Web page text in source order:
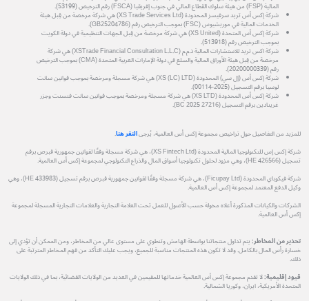
المالية (FSP) من هيئة سلوك القطاع المالي في جنوب إفريقيا (FSCA) رقم الترخيص (53199).
شركة إكس أس تريد سرفيسز المحدودة (XS Trade Services Ltd) هي شركة مرخصة من قِبل هيئة
الخدمات المالية في موريشيوس (FSC) بموجب الترخيص رقم (GB25204786).
شركة إكس أس المتحدة (XS United) هي شركة مرخصة من قِبل الجهات التنظيمية في دولة الكويت
بموجب الترخيص رقم (513918).
شركة اكس تريد للاستشارات المالية ذ.م.م (XSTrade Financial Consultation L.L.C) هي شركة
مرخصة من قِبل هيئة الأوراق المالية والسلع في دولة الإمارات العربية المتحدة (CMA) بموجب الترخيص
رقم (20200000339).
شركة إكس أس (إل سي) المحدودة (XS (LC) LTD) هي شركة مسجلة ومرخصة بموجب قوانين سانت
لوسيا برقم التسجيل (2025-00114).
شركة إكس أس المحدودة (XS LTD) هي شركة مسجلة ومرخصة بموجب قوانين سانت فنسنت وجزر
غرينادين برقم التسجيل (27216 BC 2025).
للمزيد من التفاصيل حول تراخيص مجموعة إكس أس العالمية، يُرجىالنقر هنا.
شركة إكس إس للتكنولوجيا المالية المحدودة (XS Fintech Ltd)، هي شركة مسجلة وفقًا لقوانين جمهورية قبرص برقم
تسجيل (HE 426566)، وهي مزود لحلول تكنولوجيا أسواق المال والذراع التكنولوجي لمجموعة إكس أس العالمية.
شركة فيكوباي المحدودة (Ficupay Ltd)، هي شركة مسجلة وفقًا لقوانين جمهورية قبرص برقم تسجيل (HE 433983)، وهي
وكيل الدفع المعتمد لمجموعة إكس أس العالمية.
الشركات والكيانات المذكورة أعلاه مخولة حسب الأصول للعمل تحت العلامة التجارية والعلامات التجارية المسجلة لمجموعة
إكس أس العالمية.
تحذير من المخاطر:يتم تداول منتجاتنا بواسطة الهامش وتنطوي على مستوى عالي من المخاطر، ومن الممكن أن تؤدي إلى
خسارة رأس المال بالكامل. وقد لا تكون هذه المنتجات مناسبة للجميع، ويجب عليك التأكد من فهم المخاطر المترتبة على
ذلك.
قيود إقليمية:لا تقدم مجموعة إكس أس العالمية خدماتها للمقيمين في العديد من الولايات القضائية، بما في ذلك الولايات
المتحدة الأمريكية، ايران، وكوريا الشمالية.